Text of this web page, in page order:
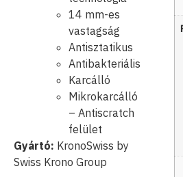
14 mm-es
vastagság
Antisztatikus
Antibakteriális
Karcálló
Mikrokarcálló
– Antiscratch
felület
Gyártó: KronoSwiss by
Swiss Krono Group